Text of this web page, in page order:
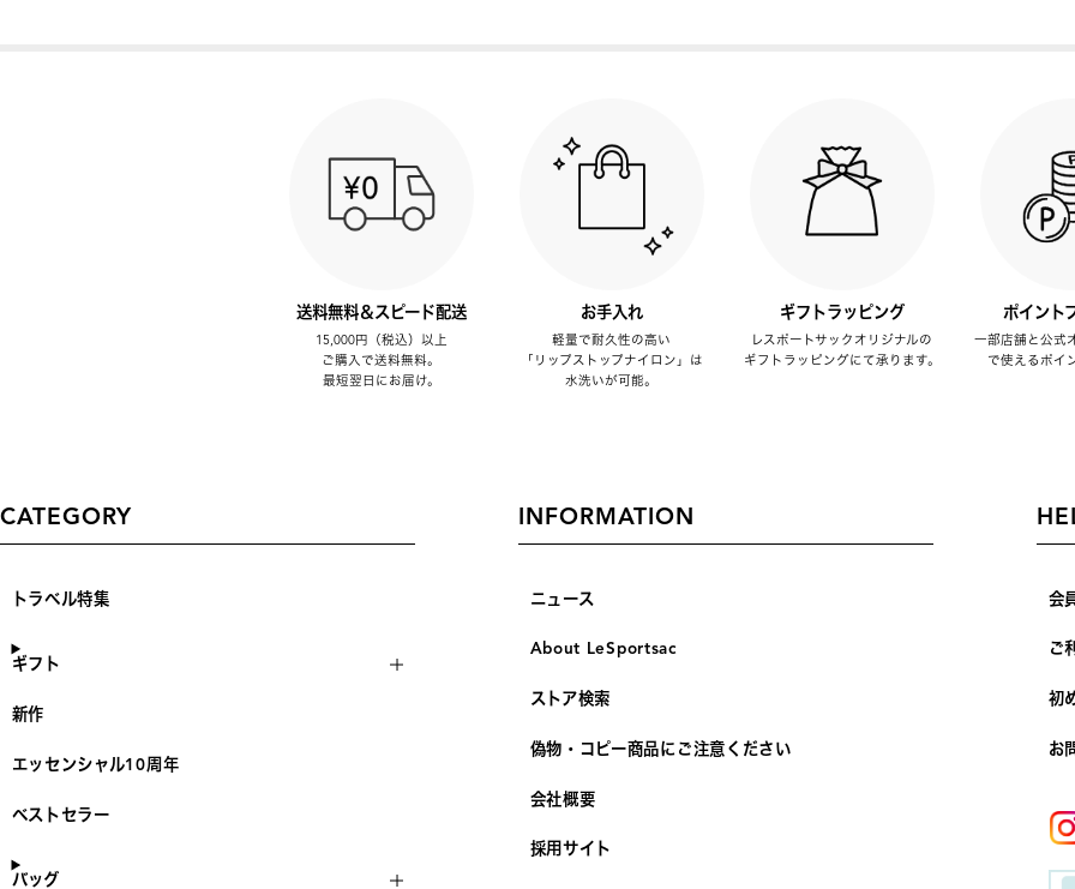
送料無料＆スピード配送
15,000円（税込）以上
ご購入で送料無料。
最短翌日にお届け。
お手入れ
軽量で耐久性の高い
「リップストップナイロン」は
水洗いが可能。
ギフトラッピング
レスポートサックオリジナルの
ギフトラッピングにて承ります。
ポイント
一部店舗と公式
で使えるポイ
CATEGORY
トラベル特集
ギフト
新作
エッセンシャル10周年
ベストセラー
バッグ
INFORMATION
ニュース
About LeSportsac
ストア検索
偽物・コピー商品にご注意ください
会社概要
採用サイト
会
ご
初
お